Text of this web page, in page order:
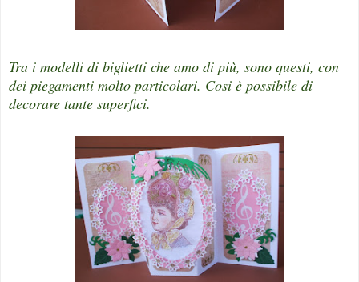
Tra i modelli di biglietti che amo di più, sono questi, con
dei piegamenti molto particolari. Cosi è possibile di
decorare tante superfici.